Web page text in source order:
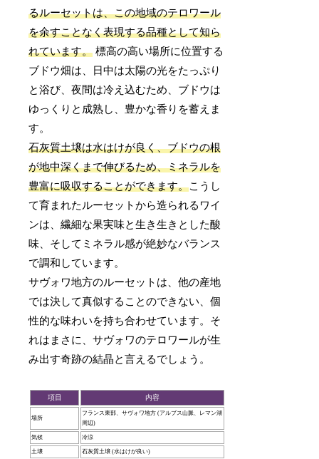
るルーセットは、この地域のテロワール
を余すことなく表現する品種として知ら
れています。 標高の高い場所に位置する
ブドウ畑は、日中は太陽の光をたっぷり
と浴び、夜間は冷え込むため、ブドウは
ゆっくりと成熟し、豊かな香りを蓄えま
す。
石灰質土壌は水はけが良く、ブドウの根
が地中深くまで伸びるため、ミネラルを
豊富に吸収することができます。こうし
て育まれたルーセットから造られるワイ
ンは、繊細な果実味と生き生きとした酸
味、そしてミネラル感が絶妙なバランス
で調和しています。
サヴォワ地方のルーセットは、他の産地
では決して真似することのできない、個
性的な味わいを持ち合わせています。そ
れはまさに、サヴォワのテロワールが生
み出す奇跡の結晶と言えるでしょう。
項目 内容
場所
フランス東部、サヴォワ地方 (アルプス山脈、レマン湖
周辺)
気候 冷涼
土壌 石灰質土壌 (水はけが良い)